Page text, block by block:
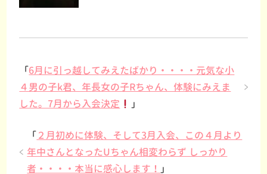
「6月に引っ越してみえたばかり・・・・元気な小
４男の子k君、年長女の子Rちゃん、体験にみえま
した。7月から入会決定
」
「２月初めに体験、そして3月入会、この４月より
年中さんとなったUちゃん相変わらず しっかり
者・・・・本当に感心します！ 」